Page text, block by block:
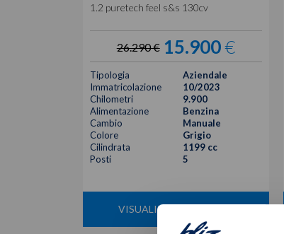
1.2 puretech feel s&s 130cv
26.290 € 15.900€
Tipologia
Aziendale
Immatricolazione
10/2023
Chilometri
9.900
Alimentazione
Benzina
Cambio
Manuale
Colore
Grigio
Cilindrata
1199 cc
Posti
5
VISUALIZZA LA SCHEDA